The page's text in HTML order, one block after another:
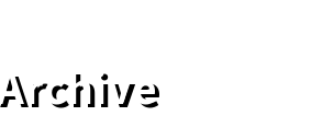
Archive